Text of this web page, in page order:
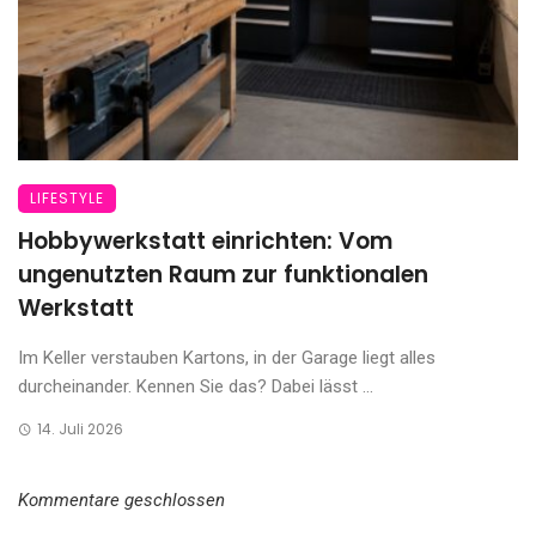
LIFESTYLE
Hobbywerkstatt einrichten: Vom
ungenutzten Raum zur funktionalen
Werkstatt
Im Keller verstauben Kartons, in der Garage liegt alles
durcheinander. Kennen Sie das? Dabei lässt ...
14. Juli 2026
Kommentare geschlossen